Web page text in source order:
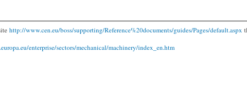
http://www.cen.eu/boss/supporting/Reference%20documents/guides/Pages/default.aspx
enterprise/sectors/mechanical/machinery/index_en.htm